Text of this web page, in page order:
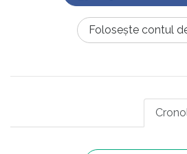
Folosește contul